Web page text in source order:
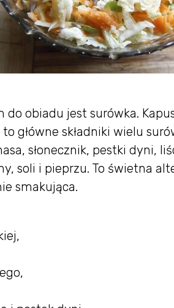
obiadu jest surówka.
główne składniki wielu
słonecznik, pestki dyni,
soli i pieprzu. To świetna
smakująca.